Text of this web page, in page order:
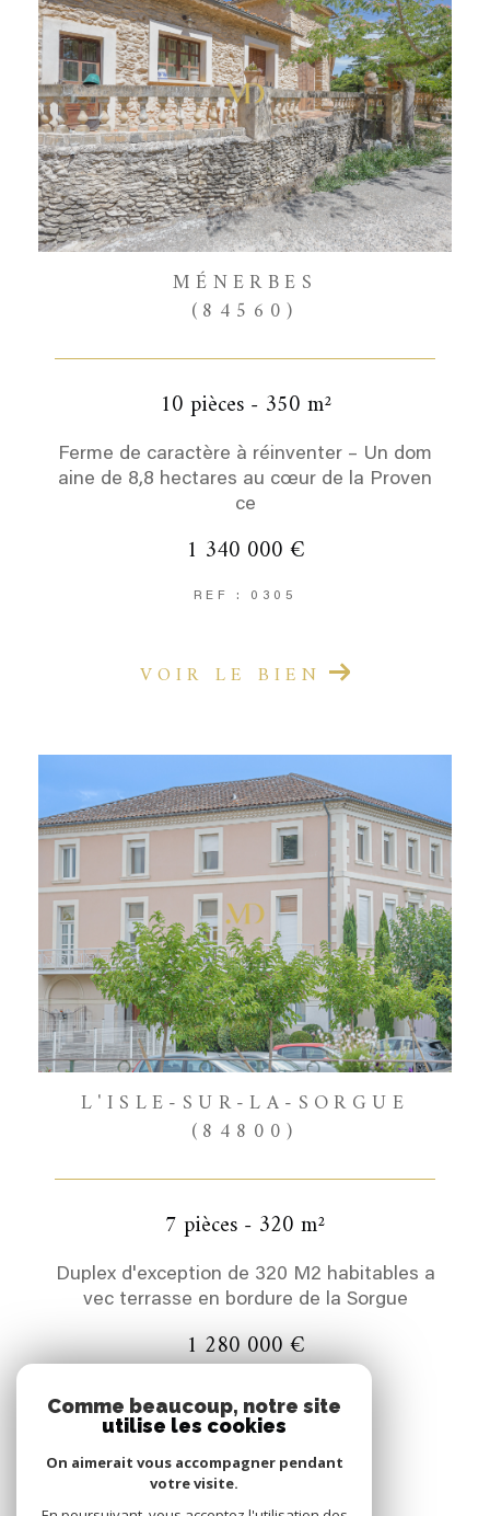
MÉNERBES
(84560)
10 pièces - 350 m²
Ferme de caractère à réinventer – Un dom
aine de 8,8 hectares au cœur de la Proven
ce
1 340 000 €
REF : 0305
VOIR LE BIEN
L'ISLE-SUR-LA-SORGUE
(84800)
7 pièces - 320 m²
Duplex d'exception de 320 M2 habitables a
vec terrasse en bordure de la Sorgue
1 280 000 €
Comme beaucoup, notre site
utilise les cookies
On aimerait vous accompagner pendant
votre visite.